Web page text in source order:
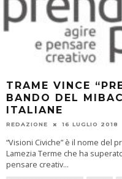
TRAME VINCE
BANDO DEL
ITALIANE
REDAZIONE 16 LUGLIO 2018
“Visioni Civiche” è il nome del
Lamezia Terme che ha
pensare creativ...